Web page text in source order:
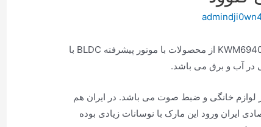
Brit Series مدل KWM6940 از محصولات با موتور پیشرفته BLDC با
لوازم خانگی و ضبط صوت می باشد. در ایران هم
ایران ورود این مارک با نوسانات زیادی بوده